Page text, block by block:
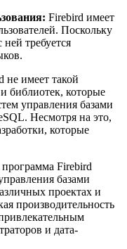
Firebird имеет
Поскольку
требуется
не имеет такой
библиотек, которые
управления базами
Несмотря на это,
которые
Firebird
базами
проектах и
производительность
и дата-